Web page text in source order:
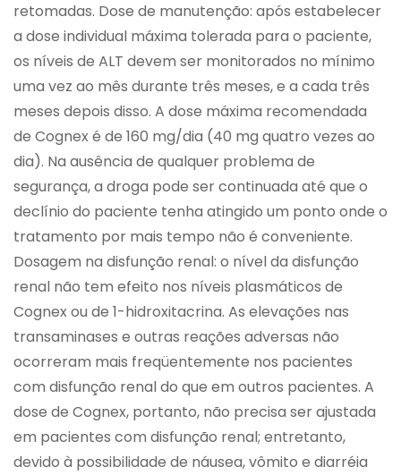
retomadas. Dose de manutenção: após estabelecer
a dose individual máxima tolerada para o paciente,
os níveis de ALT devem ser monitorados no mínimo
uma vez ao mês durante três meses, e a cada três
meses depois disso. A dose máxima recomendada
de Cognex é de 160 mg/dia (40 mg quatro vezes ao
dia). Na ausência de qualquer problema de
segurança, a droga pode ser continuada até que o
declínio do paciente tenha atingido um ponto onde o
tratamento por mais tempo não é conveniente.
Dosagem na disfunção renal: o nível da disfunção
renal não tem efeito nos níveis plasmáticos de
Cognex ou de 1-hidroxitacrina. As elevações nas
transaminases e outras reações adversas não
ocorreram mais freqüentemente nos pacientes
com disfunção renal do que em outros pacientes. A
dose de Cognex, portanto, não precisa ser ajustada
em pacientes com disfunção renal; entretanto,
devido à possibilidade de náusea, vômito e diarréia